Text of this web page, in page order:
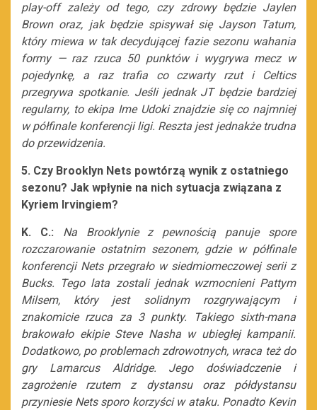
play-off zależy od tego, czy zdrowy będzie Jaylen
Brown oraz, jak będzie spisywał się Jayson Tatum,
który miewa w tak decydującej fazie sezonu wahania
formy — raz rzuca 50 punktów i wygrywa mecz w
pojedynkę, a raz trafia co czwarty rzut i Celtics
przegrywa spotkanie. Jeśli jednak JT będzie bardziej
regularny, to ekipa Ime Udoki znajdzie się co najmniej
w półfinale konferencji ligi. Reszta jest jednakże trudna
do przewidzenia.
5. Czy Brooklyn Nets powtórzą wynik z ostatniego
sezonu? Jak wpłynie na nich sytuacja związana z
Kyriem Irvingiem?
K. C.: Na Brooklynie z pewnością panuje spore
rozczarowanie ostatnim sezonem, gdzie w półfinale
konferencji Nets przegrało w siedmiomeczowej serii z
Bucks. Tego lata zostali jednak wzmocnieni Pattym
Milsem, który jest solidnym rozgrywającym i
znakomicie rzuca za 3 punkty. Takiego sixth-mana
brakowało ekipie Steve Nasha w ubiegłej kampanii.
Dodatkowo, po problemach zdrowotnych, wraca też do
gry Lamarcus Aldridge. Jego doświadczenie i
zagrożenie rzutem z dystansu oraz półdystansu
przyniesie Nets sporo korzyści w ataku. Ponadto Kevin